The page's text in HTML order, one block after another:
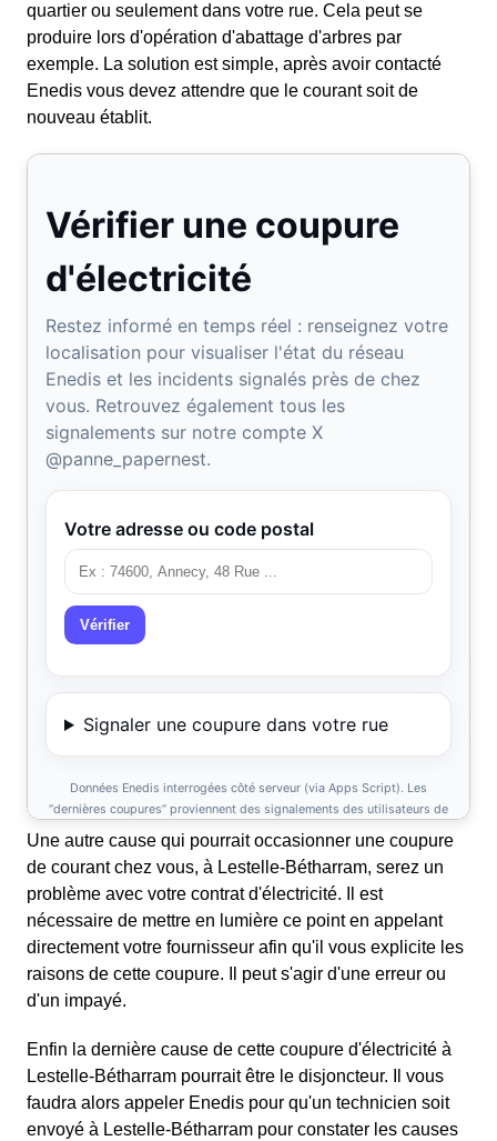
quartier ou seulement dans votre rue. Cela peut se
produire lors d'opération d'abattage d'arbres par
exemple. La solution est simple, après avoir contacté
Enedis vous devez attendre que le courant soit de
nouveau établit.
Une autre cause qui pourrait occasionner une coupure
de courant chez vous, à Lestelle-Bétharram, serez un
problème avec votre contrat d'électricité. Il est
nécessaire de mettre en lumière ce point en appelant
directement votre fournisseur afin qu'il vous explicite les
raisons de cette coupure. Il peut s'agir d'une erreur ou
d'un impayé.
Enfin la dernière cause de cette coupure d'électricité à
Lestelle-Bétharram pourrait être le disjoncteur. Il vous
faudra alors appeler Enedis pour qu'un technicien soit
envoyé à Lestelle-Bétharram pour constater les causes